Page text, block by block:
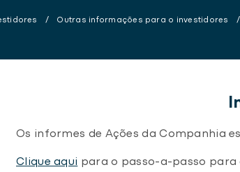
/ Outras informações para o investidores /
Os informes de Ações da Companhia
Clique aqui para o passo-a-passo para